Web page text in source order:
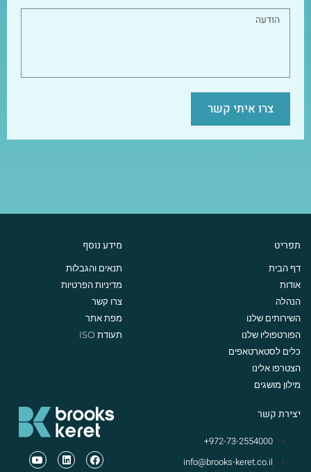
צרו איתי קשר
תפריט
דף הבית
אודות
הנהלה
השירותים שלנו
הפורטפוליו שלנו
כלים לסטארטאפים
הצטרפו אלינו
מילון מושגים
מידע נוסף
תנאים והגבלות
מדיניות הפרטיות
צרו קשר
מפת אתר
תעודת ISO
יצירת קשר
972-73-2554000+
info@brooks-keret.co.il